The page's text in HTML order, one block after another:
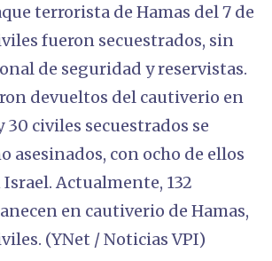
terrorista de Hamas del 7 de
fueron secuestrados, sin
de seguridad y reservistas.
devueltos del cautiverio en
30 civiles secuestrados se
asesinados, con ocho de ellos
Actualmente, 132
en cautiverio de Hamas,
(YNet / Noticias VPI)